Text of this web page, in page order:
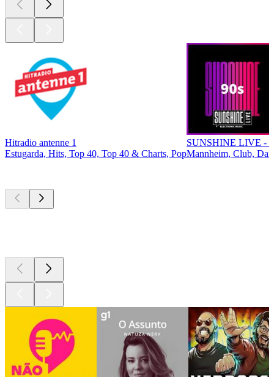
Hitradio antenne 1
Estugarda, Hits, Top 40, Top 40 & Charts, Pop
SUNSHINE LIVE -
Mannheim, Club,